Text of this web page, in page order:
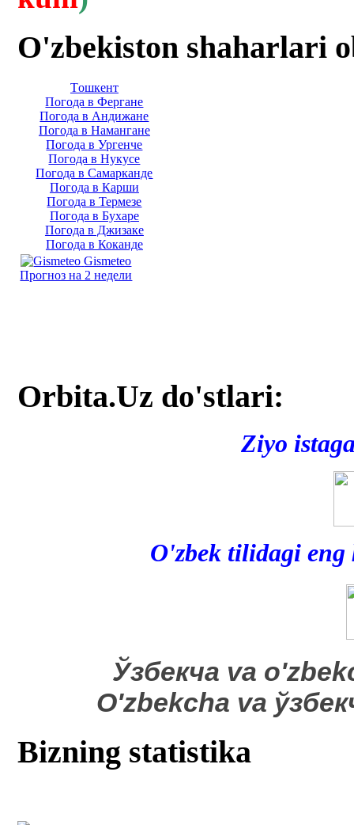
O'zbekiston shaharlari
Тoшкент
Погода в Фергане
Погода в Андижане
Погода в Намангане
Погода в Ургенче
Погода в Нукусе
Погода в Самарканде
Погода в Карши
Погода в Термезе
Погода в Бухаре
Погода в Джизаке
Погода в Коканде
Gismeteo
Прогноз на 2 недели
Orbita.Uz do'stlari:
Ziyo
O'zbek tilidagi
​Ўзбекча va
O'zbekcha va
Bizning statistika